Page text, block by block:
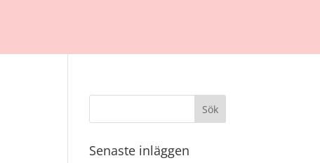
Senaste inläggen